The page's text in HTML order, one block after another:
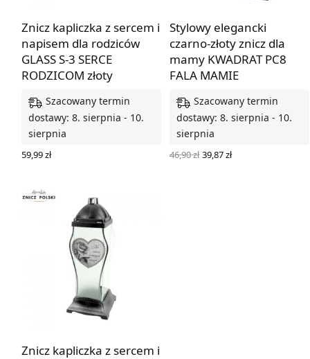
Znicz kapliczka z sercem i
napisem dla rodziców
GLASS S-3 SERCE
RODZICOM złoty
Szacowany termin
dostawy: 8. sierpnia - 10.
sierpnia
59,99zł
Stylowy elegancki
czarno-złoty znicz dla
mamy KWADRAT PC8
FALA MAMIE
Szacowany termin
dostawy: 8. sierpnia - 10.
sierpnia
46,90zł Pierwotna
cena
39,87złAktualna
Znicz kapliczka z sercem i